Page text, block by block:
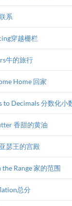
系
穿越栅栏
牛的旅行
Home 回家
to Decimals 分数化小
香甜的黄油
瑟王的宫殿
Range 家的范围
总分